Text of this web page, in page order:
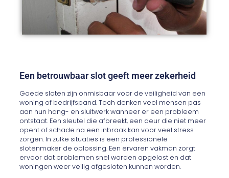
Een betrouwbaar slot geeft meer zekerheid
Goede sloten zijn onmisbaar voor de veiligheid van een
woning of bedrijfspand. Toch denken veel mensen pas
aan hun hang- en sluitwerk wanneer er een probleem
ontstaat. Een sleutel die afbreekt, een deur die niet meer
opent of schade na een inbraak kan voor veel stress
zorgen. In zulke situaties is een professionele
slotenmaker de oplossing. Een ervaren vakman zorgt
ervoor dat problemen snel worden opgelost en dat
woningen weer veilig afgesloten kunnen worden.